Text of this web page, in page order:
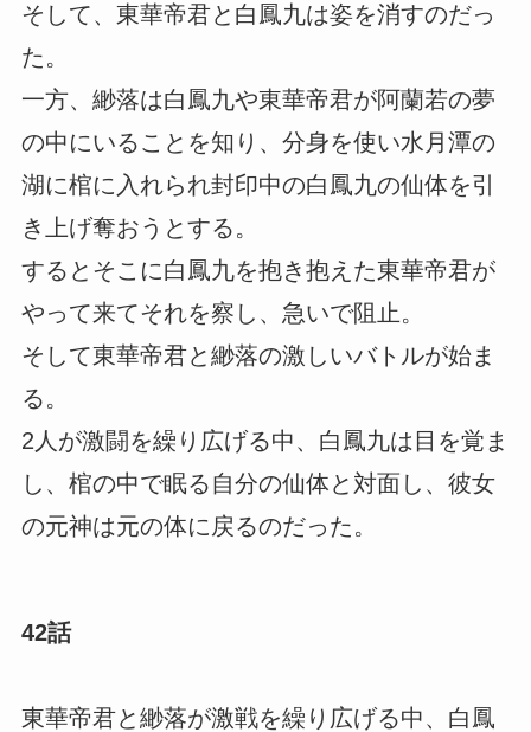
そして、東華帝君と白鳳九は姿を消すのだっ
た。
一方、緲落は白鳳九や東華帝君が阿蘭若の夢
の中にいることを知り、分身を使い水月潭の
湖に棺に入れられ封印中の白鳳九の仙体を引
き上げ奪おうとする。
するとそこに白鳳九を抱き抱えた東華帝君が
やって来てそれを察し、急いで阻止。
そして東華帝君と緲落の激しいバトルが始ま
る。
2人が激闘を繰り広げる中、白鳳九は目を覚ま
し、棺の中で眠る自分の仙体と対面し、彼女
の元神は元の体に戻るのだった。
42話
東華帝君と緲落が激戦を繰り広げる中、白鳳